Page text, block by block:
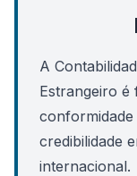
A
Estrangeiro é
credibilidade
internacional.